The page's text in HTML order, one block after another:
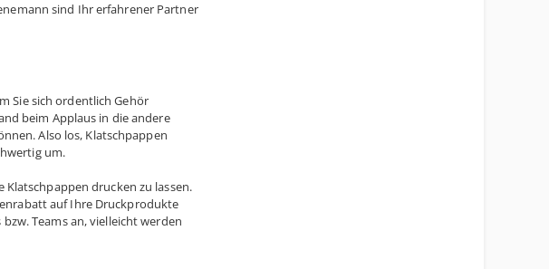
sind Ihr erfahrener Partner
Sie sich ordentlich Gehör
beim Applaus in die andere
Also los, Klatschpappen
um.
drucken zu lassen.
auf Ihre Druckprodukte
Teams an, vielleicht werden